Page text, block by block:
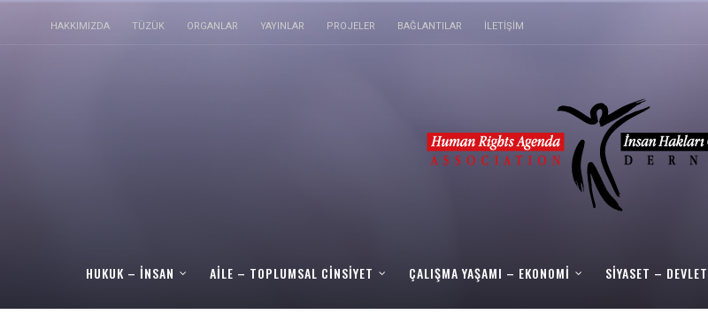
HAKKIMIZDA TÜZÜK ORGANLAR YAYINLAR PROJELER BAĞLANTILAR İLETIŞIM
HUKUK – İNSAN AILE – TOPLUMSAL CINSIYET ÇALIŞMA YAŞAMI – EKONOMI SIYASET – DEVLET